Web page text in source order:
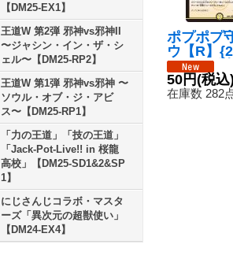
【DM25-EX1】
王道W 第2弾 邪神vs邪神II
〜ジャシン・イン・ザ・シ
ェル〜【DM25-RP2】
王道W 第1弾 邪神vs邪神 〜
ソウル・オブ・ジ・アビ
ス〜【DM25-RP1】
「力の王道」「技の王道」
「Jack-Pot-Live!! in 桜龍
高校」【DM25-SD1&2&SP
1】
にじさんじコラボ・マスタ
ーズ「異次元の超獣使い」
【DM24-EX4】
ポプポプ
ウ【R】
13/77}《光
50円(税込)
在庫数 282